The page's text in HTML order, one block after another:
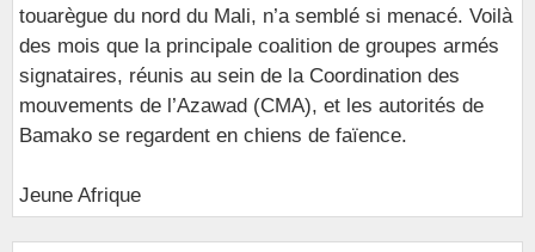
touarègue du nord du Mali, n’a semblé si menacé. Voilà
des mois que la principale coalition de groupes armés
signataires, réunis au sein de la Coordination des
mouvements de l’Azawad (CMA), et les autorités de
Bamako se regardent en chiens de faïence.
Jeune Afrique